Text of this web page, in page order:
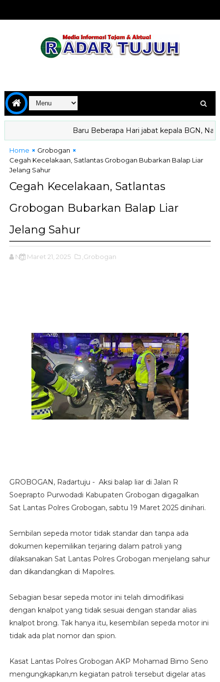
Baru Beberapa Hari jabat kepala BGN, Nanik
Home
Grobogan
Cegah Kecelakaan, Satlantas Grobogan Bubarkan Balap Liar
Jelang Sahur
Cegah Kecelakaan, Satlantas
Grobogan Bubarkan Balap Liar
Jelang Sahur
Ng Maret 21, 2025 ,Grobogan
GROBOGAN, Radartuju - Aksi balap liar di Jalan R
Soeprapto Purwodadi Kabupaten Grobogan digagalkan
Sat Lantas Polres Grobogan, sabtu 19 Maret 2025 dinihari.
Sembilan sepeda motor tidak standar dan tanpa ada
dokumen kepemilikan terjaring dalam patroli yang
dilaksanakan Sat Lantas Polres Grobogan menjelang sahur
dan dikandangkan di Mapolres.
Sebagian besar sepeda motor ini telah dimodifikasi
dengan knalpot yang tidak sesuai dengan standar alias
knalpot brong. Tak hanya itu, kesembilan sepeda motor ini
tidak ada plat nomor dan spion.
Kasat Lantas Polres Grobogan AKP Mohamad Bimo Seno
mengungkapkan,m kegiatan patroli tersebut digelar atas